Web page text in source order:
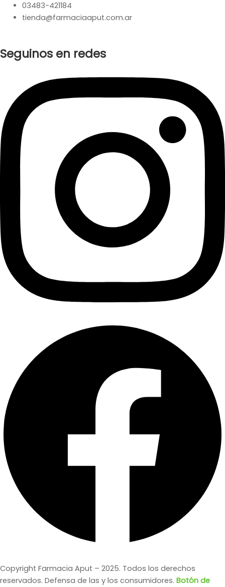
03483-421184
tienda@farmaciaaput.com.ar
Seguinos en redes
Copyright Farmacia Aput – 2025. Todos los derechos
reservados. Defensa de las y los consumidores. Botón de